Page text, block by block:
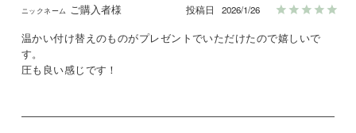
ご購入者様 投稿日 2026/1/26
温かい付け替えのものがプレゼントでいただけたので嬉しいで
す。
圧も良い感じです！